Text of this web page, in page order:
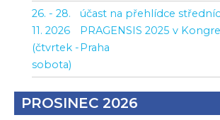
26. - 28.
11. 2026
(čtvrtek -
sobota)
účast na přehlídce
PRAGENSIS 2025 v
Praha
PROSINEC 2026